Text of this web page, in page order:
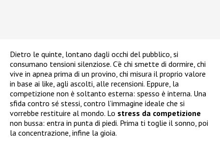
Dietro le quinte, lontano dagli occhi del pubblico, si
consumano tensioni silenziose. C’è chi smette di dormire, chi
vive in apnea prima di un provino, chi misura il proprio valore
in base ai like, agli ascolti, alle recensioni. Eppure, la
competizione non è soltanto esterna: spesso è interna. Una
sfida contro sé stessi, contro l’immagine ideale che si
vorrebbe restituire al mondo. Lo stress da competizione
non bussa: entra in punta di piedi. Prima ti toglie il sonno, poi
la concentrazione, infine la gioia.